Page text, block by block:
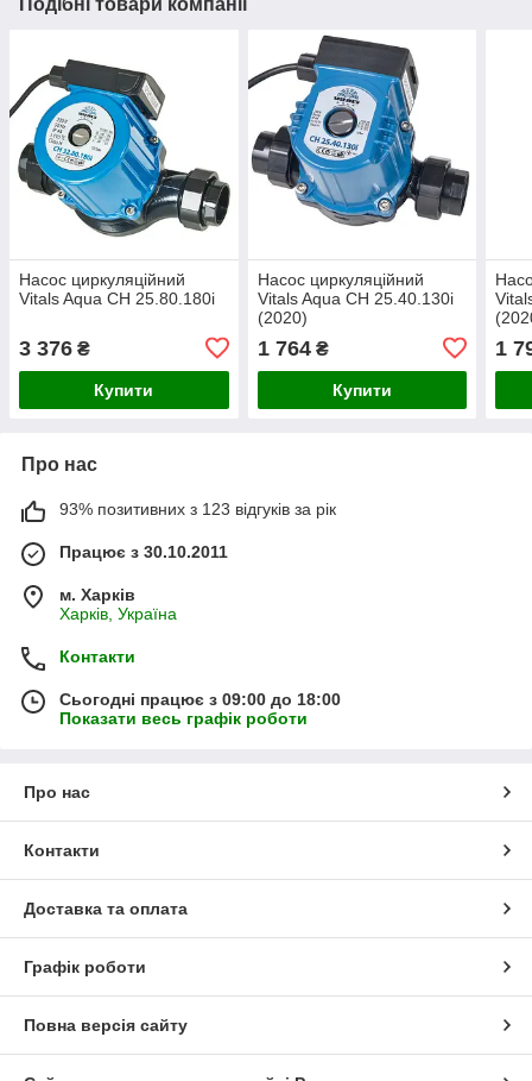
Подібні товари компанії
Насос циркуляційний
Vitals Aqua CH 25.80.180i
3 376 ₴
Купити
Насос циркуляційний
Vitals Aqua CH 25.40.130i
(2020)
1 764₴
Купити
1
Про нас
93% позитивних з 123 відгуків за рік
Працює з 30.10.2011
м. Харків
Харків, Україна
Контакти
Сьогодні працює з 09:00 до 18:00
Показати весь графік роботи
Про нас
Контакти
Доставка та оплата
Графік роботи
Повна версія сайту